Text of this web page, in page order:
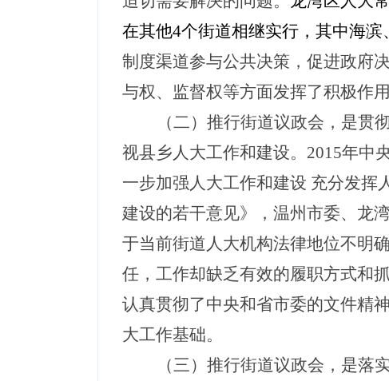
在其他4个街道相继实行，其中海滨
制度渠道参与公共决策，促进政府
与权、监督权等方面发挥了积极作用
（二）推行街道议政会，是贯
视县乡人大工作和建设。 2015年中
一步加强人大工作和建设 充分发挥
建设的若干意见》，温州市委、龙
于当前街道人大机构法律地位不明
任，工作却缺乏有效的履职方式和
认真贯彻了中央和省市委的文件精
大工作基础。
（三）推行街道议政会，是落